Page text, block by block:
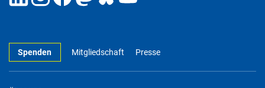
Spenden Mitgliedschaft Presse